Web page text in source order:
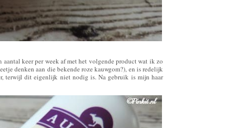
keer per week af met het volgende product wat ik zo
denken aan die bekende roze kauwgom?), en is redelijk
terwijl dit eigenlijk niet nodig is. Na gebruik is mijn haar